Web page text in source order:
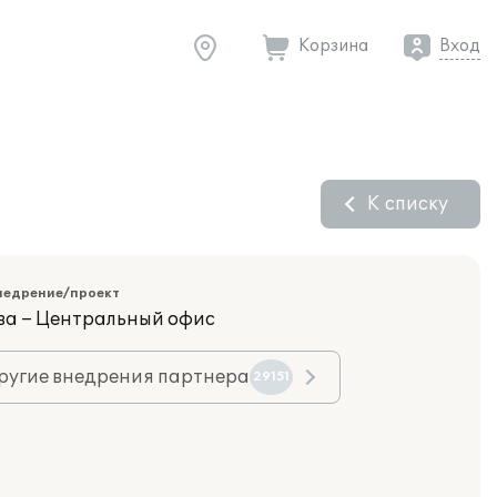
Корзина Вход
К списку
проект
– Центральный офис
внедрения партнера 29151